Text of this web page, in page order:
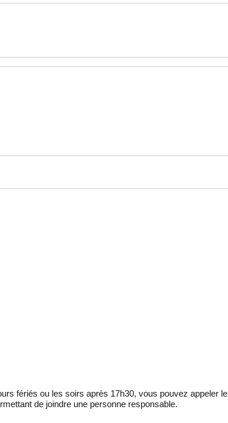
fériés ou les soirs après 17h30, vous pouvez appeler le
de joindre une personne responsable.